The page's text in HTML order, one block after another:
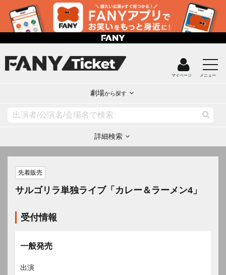
マイページ メニュー
劇場から探す
詳細検索
先着販売
サルゴリラ単独ライブ「カレー＆ラーメン4」
受付情報
一般発売
出演